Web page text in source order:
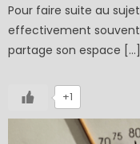
Pour faire suite au
effectivement souvent
partage son espace […]
+1